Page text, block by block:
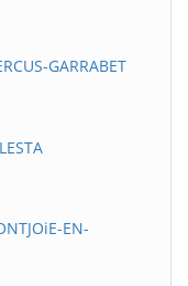
GARRABET
EN-